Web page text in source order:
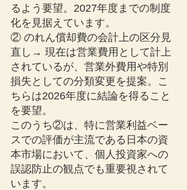
るよう要望。2027年度までの制度
化を見据えています。
② のれん償却費の会計上の区分見
直し→ 現在は営業費用として計上
されているが、営業外費用や特別
損失としての分類変更を提案。こ
ちらは2026年度に結論を得ること
を要望。
このうち②は、特に営業利益ベー
スでの評価が主流である日本の資
本市場において、個人投資家への
誤認防止の観点でも重要視されて
います。